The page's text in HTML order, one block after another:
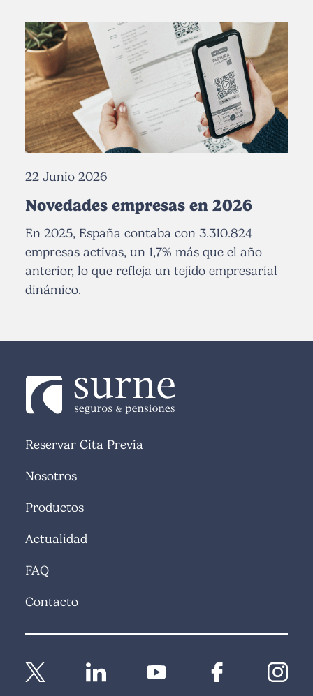
22 Junio 2026
Novedades empresas en 2026
En 2025, España contaba con 3.310.824
empresas activas, un 1,7% más que el año
anterior, lo que refleja un tejido empresarial
dinámico.
Reservar Cita Previa
Nosotros
Productos
Actualidad
FAQ
Contacto